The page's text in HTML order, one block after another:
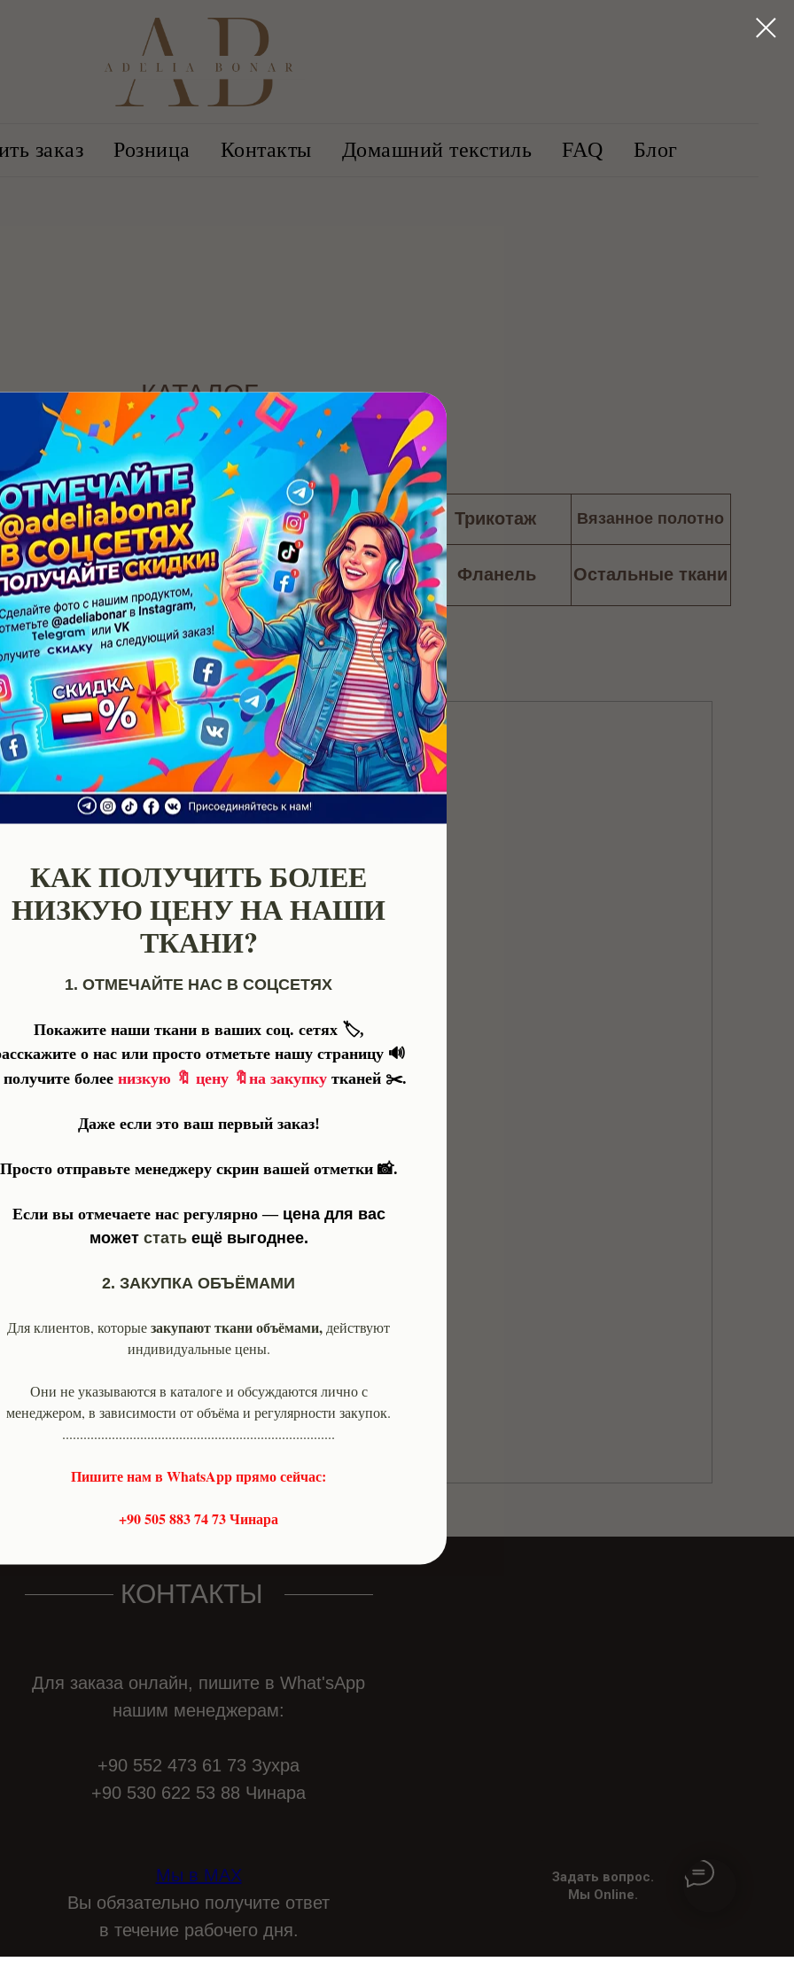
заказ Розница Контакты Домашний текстиль FAQ Блог
КАТАЛОГ
КАК ПОЛУЧИТЬ БОЛЕЕ
НИЗКУЮ ЦЕНУ НА НАШИ
ТКАНИ?
1. ОТМЕЧАЙТЕ НАС В СОЦСЕТЯХ
Покажите наши ткани в ваших соц. сетях 🏷️,
о нас или просто отметьте нашу страницу 🔊
более низкую 🔖 цену 🔖на закупку тканей ✂️.
Даже если это ваш первый заказ!
Просто отправьте менеджеру скрин вашей отметки 📸.
Если вы отмечаете нас регулярно —цена для вас
может стать ещё выгоднее.
2. ЗАКУПКА ОБЪЁМАМИ
Для клиентов, которыезакупают ткани объёмами, действуют
индивидуальные цены.
Они не указываются в каталоге и обсуждаются лично с
менеджером, в зависимости от объёма и регулярности закупок.
.............................................................................
Пишите нам в WhatsApp прямо сейчас:
+90 505 883 74 73 Чинара
Остальные ткани
Фланель
Штапель
Дак и линенс
и лён
Вязанное полотно
Трикотаж
Вафельное и
махорвое полотно
Муслин Сатин и поплин
Nothing found
КОНТАКТЫ
Для заказа онлайн, пишите в What'sApp
нашим менеджерам:
+90 552 473 61 73 Зухра
+90 530 622 53 88 Чинара
Мы в МАХ
Вы обязательно получите ответ
в течение рабочего дня.
Задать вопрос.
Мы Online.